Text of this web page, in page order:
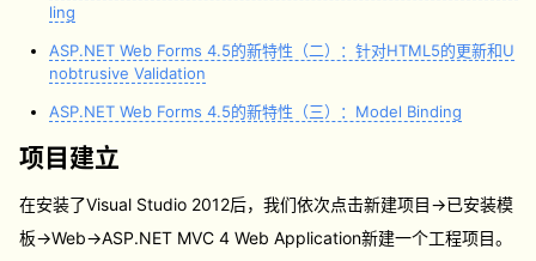
ling
ASP.NET Web Forms 4.5的新特性（二）：针对HTML5的更新和U
nobtrusive Validation
ASP.NET Web Forms 4.5的新特性（三）：Model Binding
项目建立
在安装了Visual Studio 2012后，我们依次点击新建项目->已安装模
板->Web->ASP.NET MVC 4 Web Application新建一个工程项目。